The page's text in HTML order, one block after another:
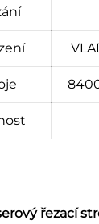
řezací